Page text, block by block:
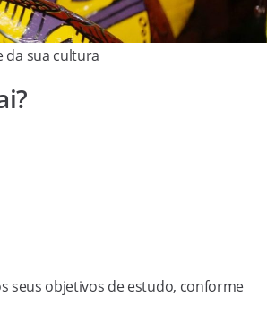
da sua cultura
seus objetivos de estudo, conforme